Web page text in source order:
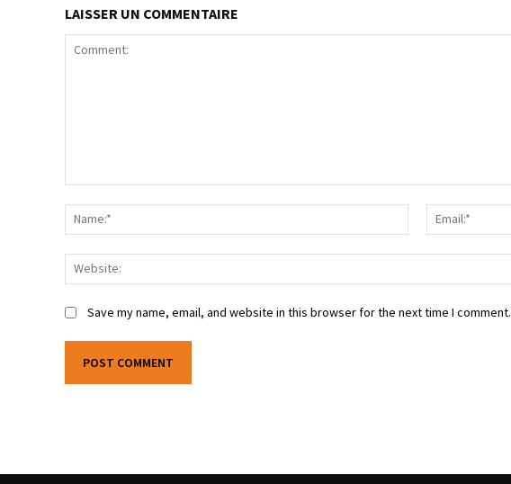
LAISSER UN COMMENTAIRE
Save my name, email, and website in this browser for the next time I comment.